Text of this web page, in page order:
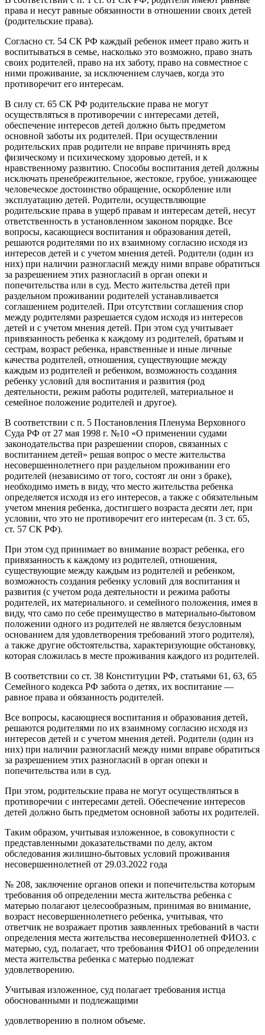
права и несут равные обязанности в отношении своих детей
(родительские права).
Согласно ст. 54 СК РФ каждый ребенок имеет право жить и
воспитываться в семье, насколько это возможно, право знать
своих родителей, право на их заботу, право на совместное с
ними проживание, за исключением случаев, когда это
противоречит его интересам.
В силу ст. 65 СК РФ родительские права не могут
осуществляться в противоречии с интересами детей,
обеспечение интересов детей должно быть предметом
основной заботы их родителей. При осуществлении
родительских прав родители не вправе причинять вред
физическому и психическому здоровью детей, и к
нравственному развитию. Способы воспитания детей должны
исключать пренебрежительное, жестокое, грубое, унижающее
человеческое достоинство обращение, оскорбление или
эксплуатацию детей. Родители, осуществляющие
родительские права в ущерб правам и интересам детей, несут
ответственность в установленном законом порядке. Все
вопросы, касающиеся воспитания и образования детей,
решаются родителями по их взаимному согласию исходя из
интересов детей и с учетом мнения детей. Родители (один из
них) при наличии разногласий между ними вправе обратиться
за разрешением этих разногласий в орган опеки и
попечительства или в суд. Место жительства детей при
раздельном проживании родителей устанавливается
соглашением родителей. При отсутствии соглашения спор
между родителями разрешается судом исходя из интересов
детей и с учетом мнения детей. При этом суд учитывает
привязанность ребенка к каждому из родителей, братьям и
сестрам, возраст ребенка, нравственные и иные личные
качества родителей, отношения, существующие между
каждым из родителей и ребенком, возможность создания
ребенку условий для воспитания и развития (род
деятельности, режим работы родителей, материальное и
семейное положение родителей и другое).
В соответствии с п. 5 Постановления Пленума Верховного
Суда РФ от 27 мая 1998 г. №10 «О применении судами
законодательства при разрешении споров, связанных с
воспитанием детей» решая вопрос о месте жительства
несовершеннолетнего при раздельном проживании его
родителей (независимо от того, состоят ли они з браке),
необходимо иметь в виду, что место жительства ребенка
определяется исходя из его интересов, а также с обязательным
учетом мнения ребенка, достигшего возраста десяти лет, при
условии, что это не противоречит его интересам (п. 3 ст. 65,
ст. 57 СК РФ).
При этом суд принимает во внимание возраст ребенка, его
привязанность к каждому из родителей, отношения,
существующие между каждым из родителей и ребенком,
возможность создания ребенку условий для воспитания и
развития (с учетом рода деятельности и режима работы
родителей, их материального. и семейного положения, имея в
виду, что само по себе преимущество в материально-бытовом
положении одного из родителей не является безусловным
основанием для удовлетворения требований этого родителя),
а также другие обстоятельства, характеризующие обстановку,
которая сложилась в месте проживания каждого из родителей.
В соответствии со ст. 38 Конституции РФ, статьями 61, 63, 65
Семейного кодекса РФ забота о детях, их воспитание —
равное права и обязанность родителей.
Все вопросы, касающиеся воспитания и образования детей,
решаются родителями по их взаимному согласию исходя из
интересов детей и с учетом мнения детей. Родители (один из
них) при наличии разногласий между ними вправе обратиться
за разрешением этих разногласий в орган опеки и
попечительства или в суд.
При этом, родительские права не могут осуществляться в
противоречии с интересами детей. Обеспечение интересов
детей должно быть предметом основной заботы их родителей.
Таким образом, учитывая изложенное, в совокупности с
представленными доказательствами по делу, актом
обследования жилишно-бытовых условий проживания
несовершеннолетней от 29.03.2022 года
№ 208, заключение органов опеки и попечительства которым
требования об определении места жительства ребенка с
матерью полагают целесообразным, принимая во внимание,
возраст несовершеннолетнего ребенка, учитывая, что
ответчик не возражает против заявленных требований в части
определения места жительства несовершеннолетней ФИО3. с
матерью, суд, полагает, что требования ФИО1 об определении
места жительства ребенка с матерью подлежат
удовлетворению.
Учитывая изложенное, суд полагает требования истца
обоснованными и подлежащими
удовлетворению в полном объеме.